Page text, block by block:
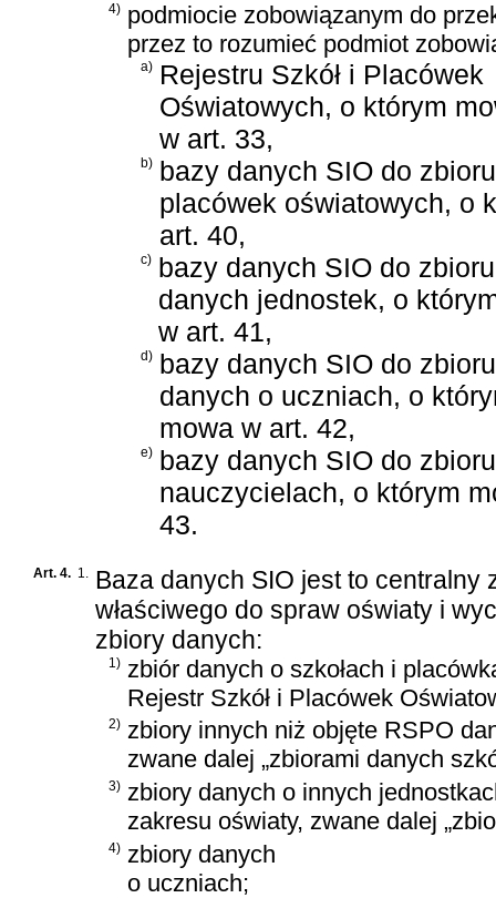
4) podmiocie zobowiązanym do
przez to rozumieć podmiot
a) Rejestru Szkół i Placówek
Oświatowych, o którym
w art. 33,
b) bazy danych SIO do
placówek oświatowych, o
art. 40,
c) bazy danych SIO do zbioru
danych jednostek, o
w art. 41,
d) bazy danych SIO do zbioru
danych o uczniach, o
mowa w art. 42,
e) bazy danych SIO do
nauczycielach, o którym
43.
Art. 4. 1. Baza danych SIO jest to
właściwego do spraw oświaty i
zbiory danych:
1) zbiór danych o szkołach i
Rejestr Szkół i Placówek
2) zbiory innych niż objęte RSPO
zwane dalej „zbiorami danych
3) zbiory danych o innych
zakresu oświaty, zwane dalej
4) zbiory danych
o uczniach;